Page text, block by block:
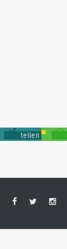
teilen